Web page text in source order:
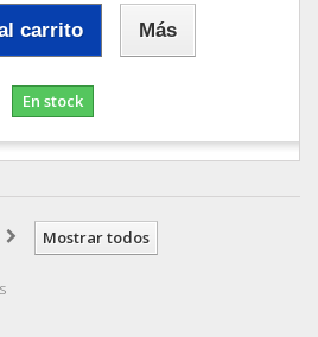
carrito Más
En stock
Mostrar todos